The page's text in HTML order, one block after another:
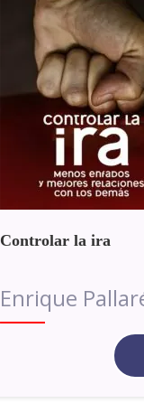
Controlar la ira
Enrique